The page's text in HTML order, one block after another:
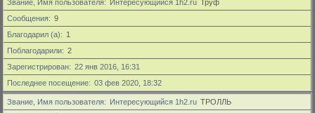
Звание, Имя пользователя Интересующийся 1h2.ru Труф
Сообщения
9
Благодарил (а)
1
Поблагодарили
2
Зарегистрирован
22 янв 2016, 16:31
Последнее посещение
03 фев 2020, 18:32
Звание, Имя пользователя Интересующийся 1h2.ru ТРОЛЛЬ